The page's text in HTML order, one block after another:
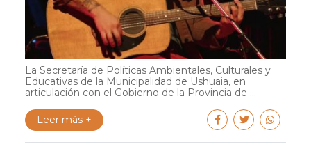
La Secretaría de Políticas Ambientales, Culturales y
Educativas de la Municipalidad de Ushuaia, en
articulación con el Gobierno de la Provincia de ...
Leer más +